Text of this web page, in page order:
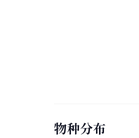
物种分布